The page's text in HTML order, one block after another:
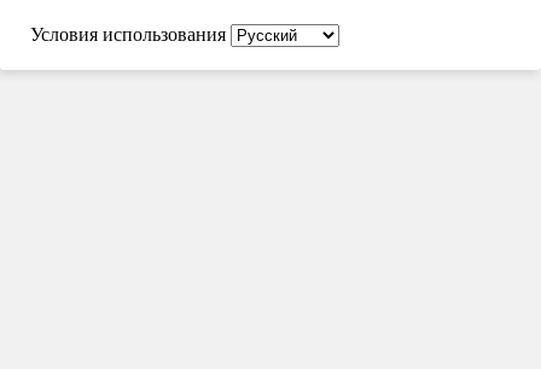
Условия использования